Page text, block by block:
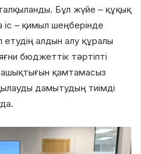
Бұл жүйе – құқық
іс – қимыл шеңберінде
алдын алу құралы
бюджеттік тәртіпті
қамтамасыз
дамытудың тиімді